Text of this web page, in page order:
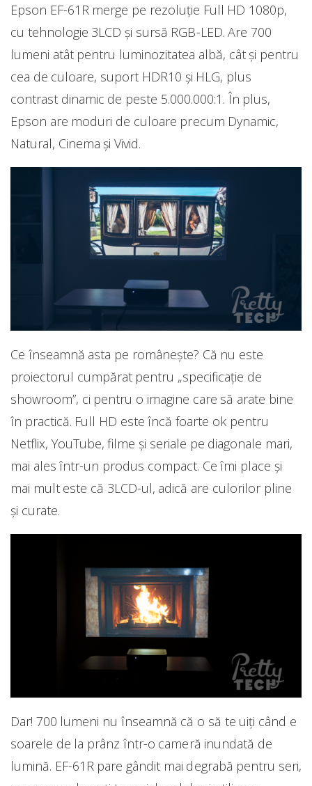
Epson EF-61R merge pe rezoluție Full HD 1080p,
cu tehnologie 3LCD și sursă RGB-LED. Are 700
lumeni atât pentru luminozitatea albă, cât și pentru
cea de culoare, suport HDR10 și HLG, plus
contrast dinamic de peste 5.000.000:1. În plus,
Epson are moduri de culoare precum Dynamic,
Natural, Cinema și Vivid.
Ce înseamnă asta pe românește? Că nu este
proiectorul cumpărat pentru „specificație de
showroom”, ci pentru o imagine care să arate bine
în practică. Full HD este încă foarte ok pentru
Netflix, YouTube, filme și seriale pe diagonale mari,
mai ales într-un produs compact. Ce îmi place și
mai mult este că 3LCD-ul, adică are culorilor pline
și curate.
Dar! 700 lumeni nu înseamnă că o să te uiți când e
soarele de la prânz într-o cameră inundată de
lumină. EF-61R pare gândit mai degrabă pentru seri,